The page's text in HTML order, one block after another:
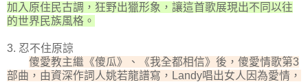
加入原住民古調，狂野出獵形象，讓這首歌展現出不同以往
的世界民族風格。
3. 忍不住原諒
傻愛教主繼《傻瓜》、《我全都相信》後，傻愛情歌第3
部曲，由資深作詞人姚若龍譜寫，Landy唱出女人因為愛情，